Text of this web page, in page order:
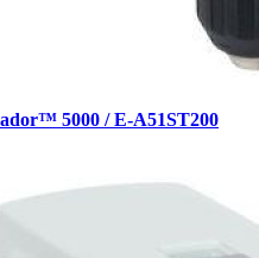
5000 / E-A51ST200